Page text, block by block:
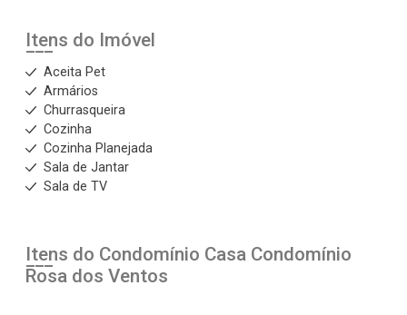
Itens do Imóvel
Aceita Pet
Armários
Churrasqueira
Cozinha
Cozinha Planejada
Sala de Jantar
Sala de TV
Itens do Condomínio Casa Condomínio
Rosa dos Ventos